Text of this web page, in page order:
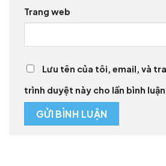
Trang web
Lưu tên của tôi, email, và
trình duyệt này cho lần bình